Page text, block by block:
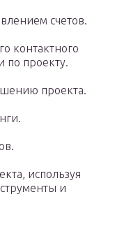
счетов.
контактного
по проекту.
проекта.
используя
и